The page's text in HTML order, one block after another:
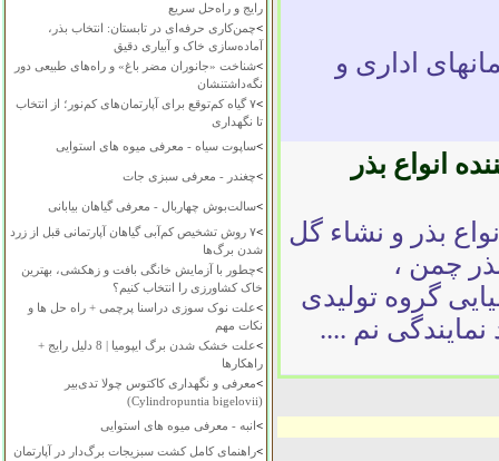
رایج و راه‌حل سریع
>چمن‌کاری حرفه‌ای در تابستان: انتخاب بذر،
آماده‌سازی خاک و آبیاری دقیق
>شناخت «جانوران مضر باغ» و راه‌های طبیعی دور
نگه‌داشتنشان
>
۷ گیاه کم‌توقع برای آپارتمان‌های کم‌نور؛ از انتخاب
تا نگهداری
>ساپوت سیاه - معرفی میوه های استوایی
>چغندر - معرفی سبزی جات
>سالت‌بوش چهاربال - معرفی گیاهان بیابانی
>
۷ روش تشخیص کم‌آبی گیاهان آپارتمانی قبل از زرد
شدن برگ‌ها
>چطور با آزمایش خانگی بافت و زهکشی، بهترین
خاک کشاورزی را انتخاب کنیم؟
>علت نوک سوزی دراسنا پرچمی + راه حل ها و
نکات مهم
>
علت خشک شدن برگ ایپومیا | 8 دلیل رایج +
راهکارها
>معرفی و نگهداری کاکتوس چولا تدی‌بیر
(Cylindropuntia bigelovii)
>انبه - معرفی میوه های استوایی
>راهنمای کامل کشت سبزیجات برگ‌دار در آپارتمان
اداری و
انواع بذر
بذر و نشاء گل
چمن ،
گروه تولیدی
نم ....